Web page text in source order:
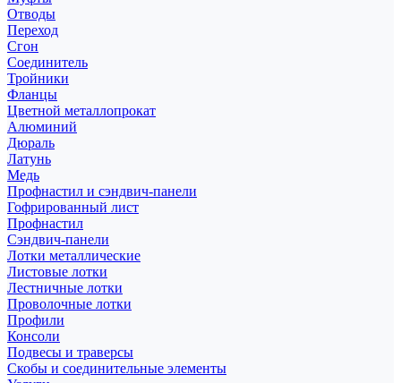
Отводы
Переход
Сгон
Соединитель
Тройники
Фланцы
Цветной металлопрокат
Алюминий
Дюраль
Латунь
Медь
Профнастил и сэндвич-панели
Гофрированный лист
Профнастил
Сэндвич-панели
Лотки металлические
Листовые лотки
Лестничные лотки
Проволочные лотки
Профили
Консоли
Подвесы и траверсы
Скобы и соединительные элементы